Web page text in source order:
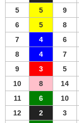
5
5 9
6
5 8
7
4 6
8
4 7
9
3 5
10
8 14
11
6 10
12
2 3